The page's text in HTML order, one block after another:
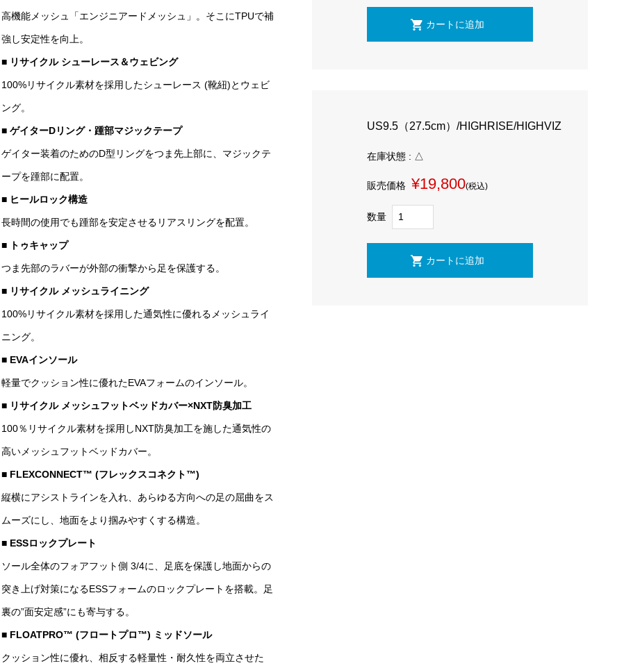
高機能メッシュ「エンジニアードメッシュ」。そこにTPUで補
強し安定性を向上。
■ リサイクル シューレース＆ウェビング
100%リサイクル素材を採用したシューレース (靴紐)とウェビ
ング。
■ ゲイターDリング・踵部マジックテープ
ゲイター装着のためのD型リングをつま先上部に、マジックテ
ープを踵部に配置。
■ ヒールロック構造
長時間の使用でも踵部を安定させるリアスリングを配置。
■ トゥキャップ
つま先部のラバーが外部の衝撃から足を保護する。
■ リサイクル メッシュライニング
100%リサイクル素材を採用した通気性に優れるメッシュライ
ニング。
■ EVAインソール
軽量でクッション性に優れたEVAフォームのインソール。
■ リサイクル メッシュフットベッドカバー×NXT防臭加工
100％リサイクル素材を採用しNXT防臭加工を施した通気性の
高いメッシュフットベッドカバー。
■ FLEXCONNECT™ (フレックスコネクト™)
縦横にアシストラインを入れ、あらゆる方向への足の屈曲をス
ムーズにし、地面をより掴みやすくする構造。
■ ESSロックプレート
ソール全体のフォアフット側 3/4に、足底を保護し地面からの
突き上げ対策になるESSフォームのロックプレートを搭載。足
裏の”面安定感”にも寄与する。
■ FLOATPRO™ (フロートプロ™) ミッドソール
クッション性に優れ、相反する軽量性・耐久性を両立させた
US9.5（27.5cm）/HIGHRISE/HIGHVIZ
在庫状態 : △
販売価格 ¥19,800(税込)
数量